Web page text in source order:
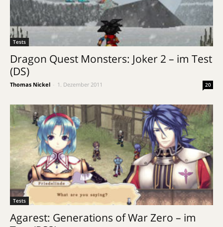
Tests
Dragon Quest Monsters: Joker 2 – im Test
(DS)
Thomas Nickel 1. Dezember 2011 20
Tests
Agarest: Generations of War Zero – im